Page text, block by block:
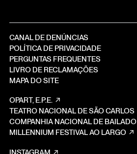
CANAL DE DENÚNCIAS
POLÍTICA DE PRIVACIDADE
PERGUNTAS FREQUENTES
LIVRO DE RECLAMAÇÕES
MAPA DO SITE
OPART, E.P.E.
TEATRO NACIONAL DE SÃO CARLOS
COMPANHIA NACIONAL DE BAILADO
MILLENNIUM FESTIVAL AO LARGO